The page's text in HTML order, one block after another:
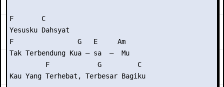
F       C
Yesusku Dahsyat
F                G   E     Am
Tak Terbendung Kua – sa  –  Mu
         F            G         C
Kau Yang Terhebat, Terbesar Bagiku